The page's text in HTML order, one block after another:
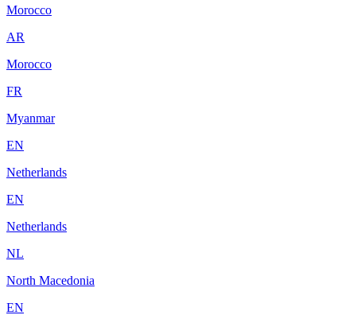
Morocco
AR
Morocco
FR
Myanmar
EN
Netherlands
EN
Netherlands
NL
North Macedonia
EN